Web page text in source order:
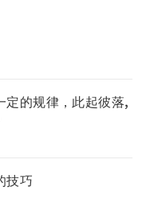
定的规律，此起彼落,
技巧